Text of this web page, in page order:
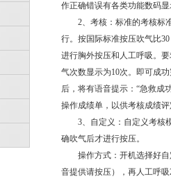
作正确错误有各类功能数码
2、考核：标准的考核标准
行。按国际标准按压吹气比
进行胸外按压和人工呼吸。
气次数显示为10次。即可成
后，将有语音提示：“急救成
操作成绩单，以供考核成绩
3、自定义：自定义考核模
确吹气后才进行按压。
操作方式：开机选择好自
音提供请按压），再人工呼